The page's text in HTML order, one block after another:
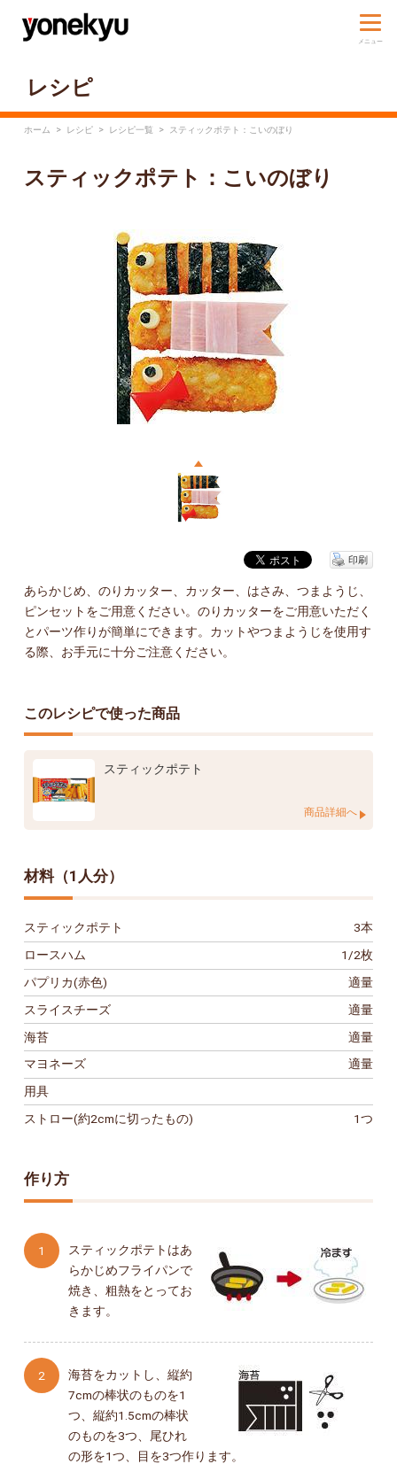
レシピ
ホーム > レシピ > レシピ一覧 > スティックポテト：こいのぼり
スティックポテト：こいのぼり
印刷
あらかじめ、のりカッター、カッター、はさみ、つまようじ、
ピンセットをご用意ください。のりカッターをご用意いただく
とパーツ作りが簡単にできます。カットやつまようじを使用す
る際、お手元に十分ご注意ください。
このレシピで使った商品
スティックポテト
商品詳細へ
材料（1人分）
スティックポテト
3本
ロースハム
1/2枚
パプリカ(赤色)
適量
スライスチーズ
適量
海苔
適量
マヨネーズ
適量
用具
ストロー(約2cmに切ったもの)
1つ
作り方
スティックポテトはあ
らかじめフライパンで
焼き、粗熱をとってお
きます。
海苔をカットし、縦約
7cmの棒状のものを1
つ、縦約1.5cmの棒状
のものを3つ、尾ひれ
の形を1つ、目を3つ作ります。